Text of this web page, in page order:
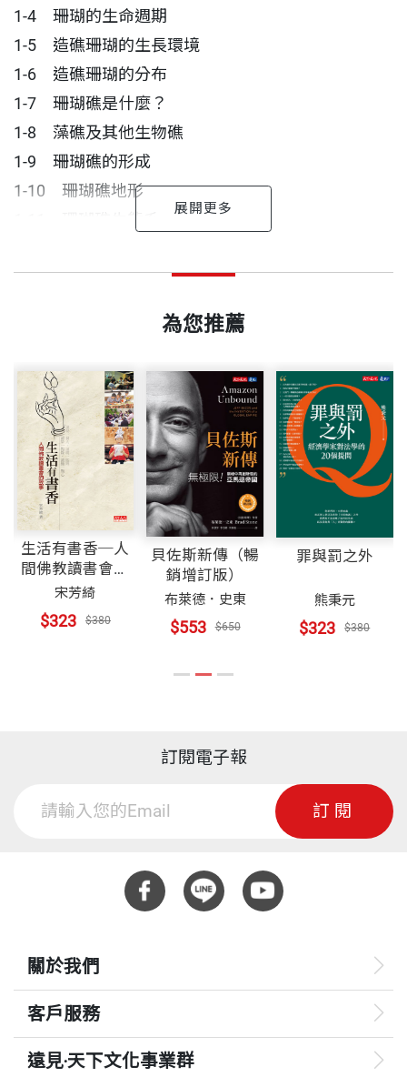
1-4 珊瑚的生命週期
1-5 造礁珊瑚的生長環境
1-6 造礁珊瑚的分布
1-7 珊瑚礁是什麼？
1-8 藻礁及其他生物礁
1-9 珊瑚礁的形成
1-10 珊瑚礁地形
Chater 2 探訪珊瑚礁
2-4 海底攝影
Chater 3 台灣的珊瑚礁
3-1 地形與地質
3-2 海岸地形
3-3 海洋環境
3-4 化石珊瑚礁
3-5 現生珊瑚礁4
Chater 5 深澳岬
5-2-1 東北角海岸
5-2-2 南雅
三十餘年，潛水足跡遍及台灣、離島以及東沙、南沙
礁學會常務理事。發表學術論文百餘篇及專書數本。
著有『台灣珊瑚圖鑑』(貓頭鷹出版)、『台灣的海
洋』(遠足文化出版)、『台灣珊瑚礁地圖』(上下兩
冊，天下文化出版)。
戴昌鳳 攝影
美國耶魯大學生物學博士。從事台灣珊瑚礁生態研究
三十餘年，潛水足跡遍及台灣、離島以及東沙、南沙
太平島等。現任台灣大學海洋研究所教授、台灣珊瑚
礁學會常務理事。發表學術論文百餘篇及專書數本。
著有『台灣珊瑚圖鑑』(貓頭鷹出版)、『台灣的海
洋』(遠足文化出版)、『台灣珊瑚礁地圖』(上下兩
1962年生，復興商工美工科畢業，擅長自然生態插
畫，畫風寫實精確，繪作『獨角仙』曾獲小太陽最佳
插畫獎。
繪有『台灣野生蘭賞蘭大圖鑑』、『台灣蜥蜴自然
誌』、『自然老師沒教的事1─100堂都會自然課』、
（以上均由遠見天下文化出版），其中『菜市場水果
圖鑑』榮獲2013年金鼎獎最佳非文學類圖書獎。
『都會賞樹秘笈─100種樹木圖像記憶法』是最新完
出版日期 2011/05/18
出版社 大樹文化
裝幀 軟皮精裝
開本 14.8×21cm
頁數
重量 674
為您推薦
生活有書香─人
間佛教讀書會的
故事
宋芳綺
$323 $380
貝佐斯新傳（暢
銷增訂版）
布萊德．史東
$553 $650
罪與罰之外
熊秉元
$323 $380
訂閱電子報
訂閱
關於我們
客戶服務
遠見‧天下文化事業群